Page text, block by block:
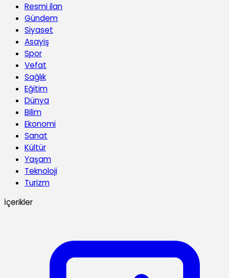
Resmi ilan
Gündem
Siyaset
Asayiş
Spor
Vefat
Sağlık
Eğitim
Dünya
Bilim
Ekonomi
Sanat
Kültür
Yaşam
Teknoloji
Turizm
İçerikler